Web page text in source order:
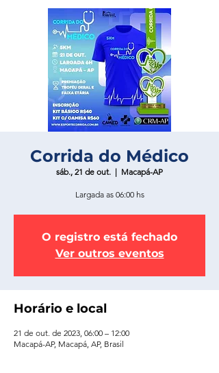
Corrida do Médico
sáb., 21 de out.
  |
Macapá-AP
Largada as 06:00 hs
O registro está fechado
Ver outros eventos
Horário e local
21 de out. de 2023, 06:00 – 12:00
Macapá-AP, Macapá, AP, Brasil